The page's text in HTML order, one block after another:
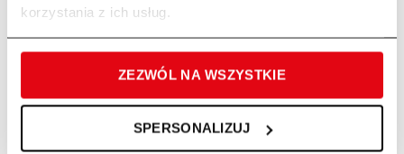
korzystania z ich usług.
ZEZWÓL NA WSZYSTKIE
SPERSONALIZUJ
Wysokość łupania
4L
Ciśnienie hydrauliczne 21MPa